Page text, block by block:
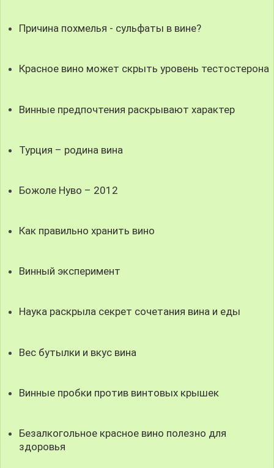
Причина похмелья - сульфаты в вине?
Красное вино может скрыть уровень тестостерона
Винные предпочтения раскрывают характер
Турция – родина вина
Божоле Нуво – 2012
Как правильно хранить вино
Винный эксперимент
Наука раскрыла секрет сочетания вина и еды
Вес бутылки и вкус вина
Винные пробки против винтовых крышек
Безалкогольное красное вино полезно для
здоровья